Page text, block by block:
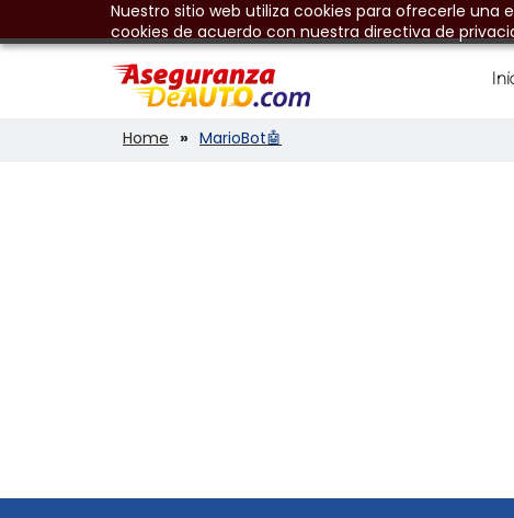
Nuestro sitio web utiliza cookies para ofrecerle una
cookies de acuerdo con nuestra directiva de
Home MarioBot🤖